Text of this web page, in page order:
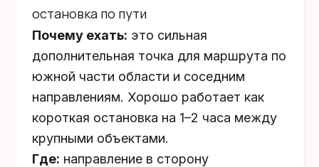
остановка по пути
Почему ехать: это сильная
дополнительная точка для маршрута по
южной части области и соседним
направлениям. Хорошо работает как
короткая остановка на 1–2 часа между
крупными объектами.
Где: направление в сторону